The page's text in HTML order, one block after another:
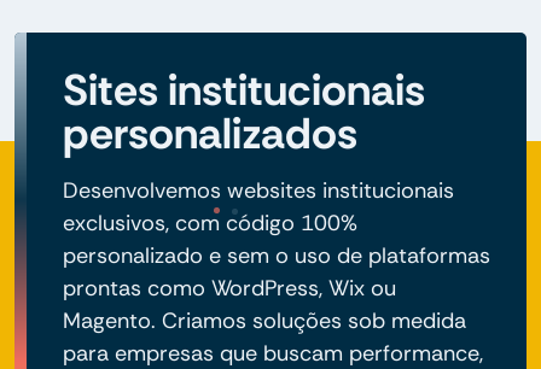
Sites institucionais
personalizados
Desenvolvemos websites institucionais
exclusivos, com código 100%
personalizado e sem o uso de plataformas
prontas como WordPress, Wix ou
Magento. Criamos soluções sob medida
para empresas que buscam performance,